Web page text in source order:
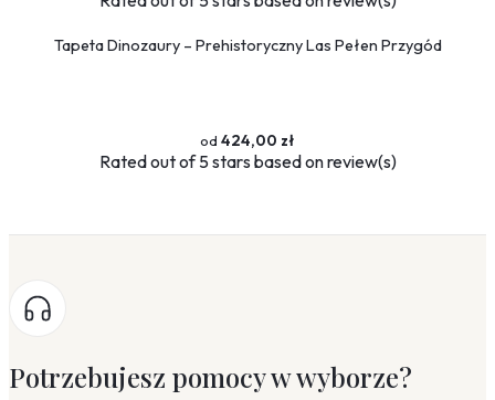
Tapeta Dinozaury – Prehistoryczny Las Pełen Przygód
424,00 zł
Ratedout of 5 stars based onreview(s)
Potrzebujesz pomocy w wyborze?